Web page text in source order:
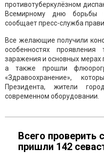
противотуберкулёзном
Всемирному дню борьбы
сообщает пресс-служба
Все желающие получили
особенностях проявления
заражения и основных мерах
а также прошли
«Здравоохранение»,
Президента, жители
современном оборудовании.
Всего проверить
пришли 142